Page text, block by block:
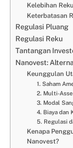
Kelebihan Reku
Keterbatasan
Regulasi Pluang
Regulasi Reku
Tantangan
Nanovest:
Keunggulan
1. Saham
2. Multi-
3. Modal
4. Biaya dan
5. Regulasi
Kenapa
Nanovest?